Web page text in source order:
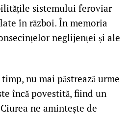
sistemului feroviar
în război. În memoria
neglijenței și ale
nu mai păstrează urme
încă povestită, fiind un
ne amintește de